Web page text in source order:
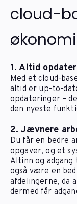
cloud-
1. Altid
Med et cloud-
altid er up-to-
opdateringer –
den nyeste
2. Jævnere
Du får en bedre
opgaver, og et
Altinn og
også være en
afdelingerne, da
dermed får